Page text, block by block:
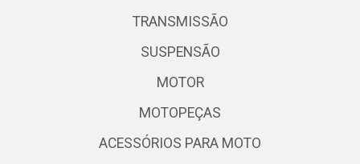
TRANSMISSÃO
SUSPENSÃO
MOTOR
MOTOPEÇAS
ACESSÓRIOS PARA MOTO